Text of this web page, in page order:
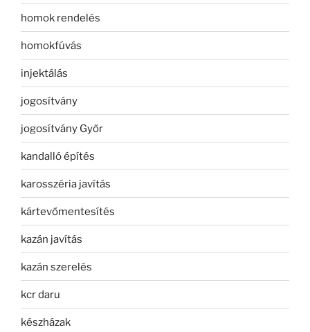
homok rendelés
homokfúvás
injektálás
jogosítvány
jogosítvány Győr
kandalló építés
karosszéria javítás
kártevőmentesítés
kazán javítás
kazán szerelés
kcr daru
készházak